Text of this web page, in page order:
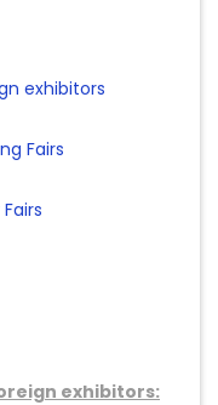
exhibitors
Fairs
exhibitors: